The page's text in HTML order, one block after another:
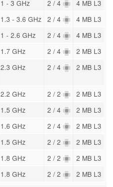
1 - 3 GHz 2 / 4 4 MB L3
1.3 - 3.6 GHz 2 / 4 4 MB L3
1 - 2.6 GHz 2 / 4 4 MB L3
1.7 GHz 2 / 4 2 MB L3
2.3 GHz 2 / 4 2 MB L3
2.2 GHz 2 / 2 2 MB L3
1.5 GHz 2 / 4 2 MB L3
1.6 GHz 2 / 4 2 MB L3
1.5 GHz 2 / 2 2 MB L3
1.8 GHz 2 / 2 2 MB L3
1.8 GHz 2 / 2 2 MB L3